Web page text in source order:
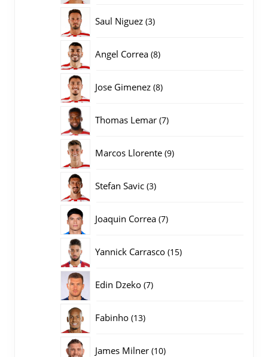
Saul Niguez 33
Angel Correa 88
Jose Gimenez 88
Thomas Lemar 77
Marcos Llorente 99
Stefan Savic 33
Joaquin Correa 77
Yannick Carrasco 1515
Edin Dzeko 77
Fabinho 1313
James Milner 1010